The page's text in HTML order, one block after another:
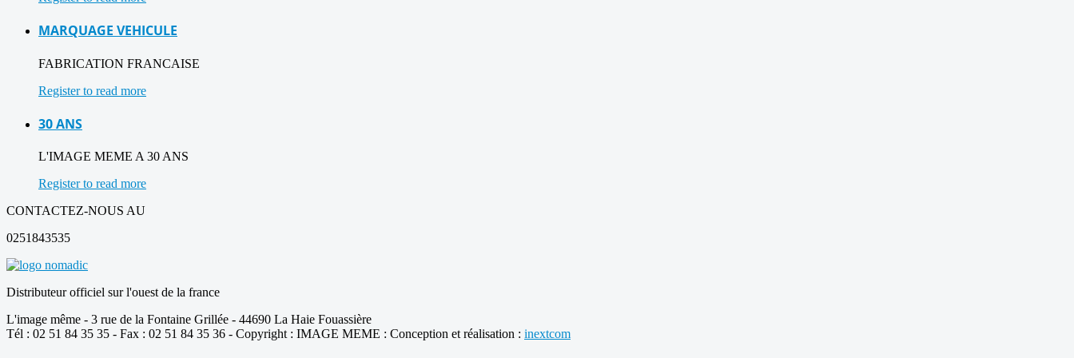
MARQUAGE VEHICULE
FABRICATION FRANCAISE
Register to read more
30 ANS
L'IMAGE MEME A 30 ANS
Register to read more
CONTACTEZ-NOUS AU
0251843535
Distributeur officiel sur l'ouest de la france
L'image même - 3 rue de la Fontaine Grillée - 44690 La Haie Fouassière
Tél : 02 51 84 35 35 - Fax : 02 51 84 35 36 - Copyright : IMAGE MEME : Conception et réalisation : inextcom